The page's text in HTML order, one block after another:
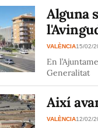
Alguna
VALÈNCIA15/02/
En
Generalitat
Així
VALÈNCIA12/02/